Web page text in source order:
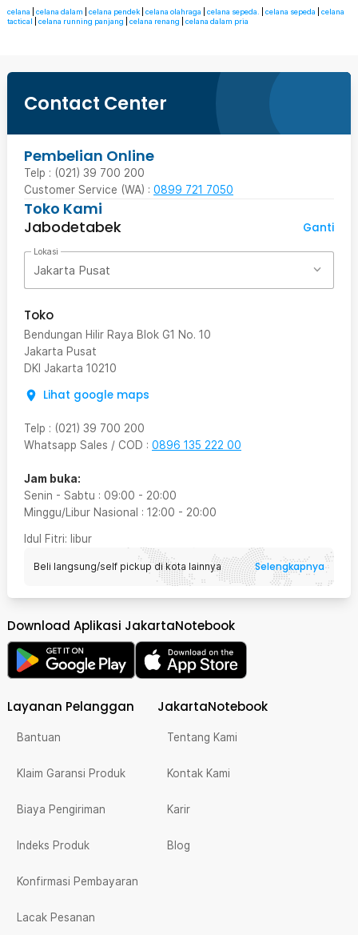
celana celana dalam celana pendek celana olahraga celana sepeda. celana sepeda
celana
tactical
celana running panjang celana renang celana dalam pria
Contact Center
Pembelian Online
Telp : (021) 39 700 200
Customer Service (WA) : 0899 721 7050
Toko Kami
Jabodetabek
Ganti
Lokasi
Jakarta Pusat
Toko
Bendungan Hilir Raya Blok G1 No. 10
Jakarta Pusat
DKI Jakarta 10210
Lihat google maps
Telp : (021) 39 700 200
Whatsapp Sales / COD : 0896 135 222 00
Jam buka:
Senin - Sabtu : 09:00 - 20:00
Minggu/Libur Nasional : 12:00 - 20:00
Idul Fitri: libur
Beli langsung/self pickup di kota lainnya Selengkapnya
Download Aplikasi JakartaNotebook
Layanan Pelanggan
Bantuan
Klaim Garansi Produk
Biaya Pengiriman
Indeks Produk
Konfirmasi Pembayaran
Lacak Pesanan
JakartaNotebook
Tentang Kami
Kontak Kami
Karir
Blog